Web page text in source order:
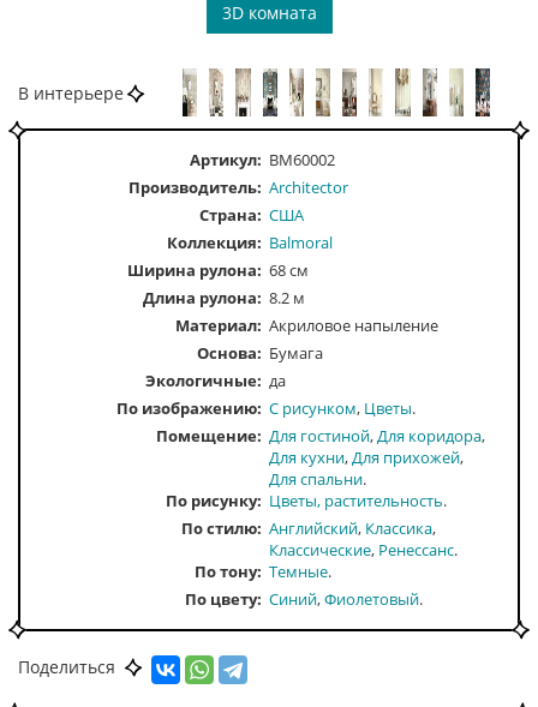
3D комната
В интерьере
Артикул: BM60002
Производитель: Architector
Страна: США
Коллекция: Balmoral
Ширина рулона: 68 см
Длина рулона: 8.2 м
Материал: Акриловое напыление
Основа: Бумага
Экологичные: да
По изображению С рисунком Цветы
Помещение Для гостиной Для коридора
Для кухни Для прихожей
Для спальни
По рисунку
Цветы, растительность
По стилю Английский Классика
Классические Ренессанс
По тону Темные
По цвету Синий Фиолетовый
Поделиться